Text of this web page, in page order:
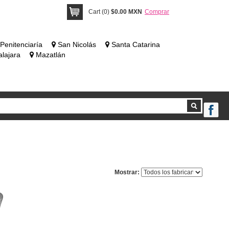
Cart (0) $0.00 MXN Comprar
Penitenciaría San Nicolás
Santa Catarina
Mazatlán
Mostrar: